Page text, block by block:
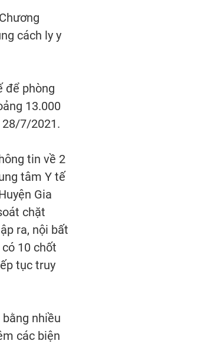
cách ly y
để phòng
13.000
28/7/2021.
tin về 2
tâm Y tế
Gia
chặt
ra, nội bất
10 chốt
tục truy
nhiều
các biện